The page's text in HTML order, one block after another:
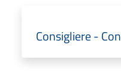
Consigliere -